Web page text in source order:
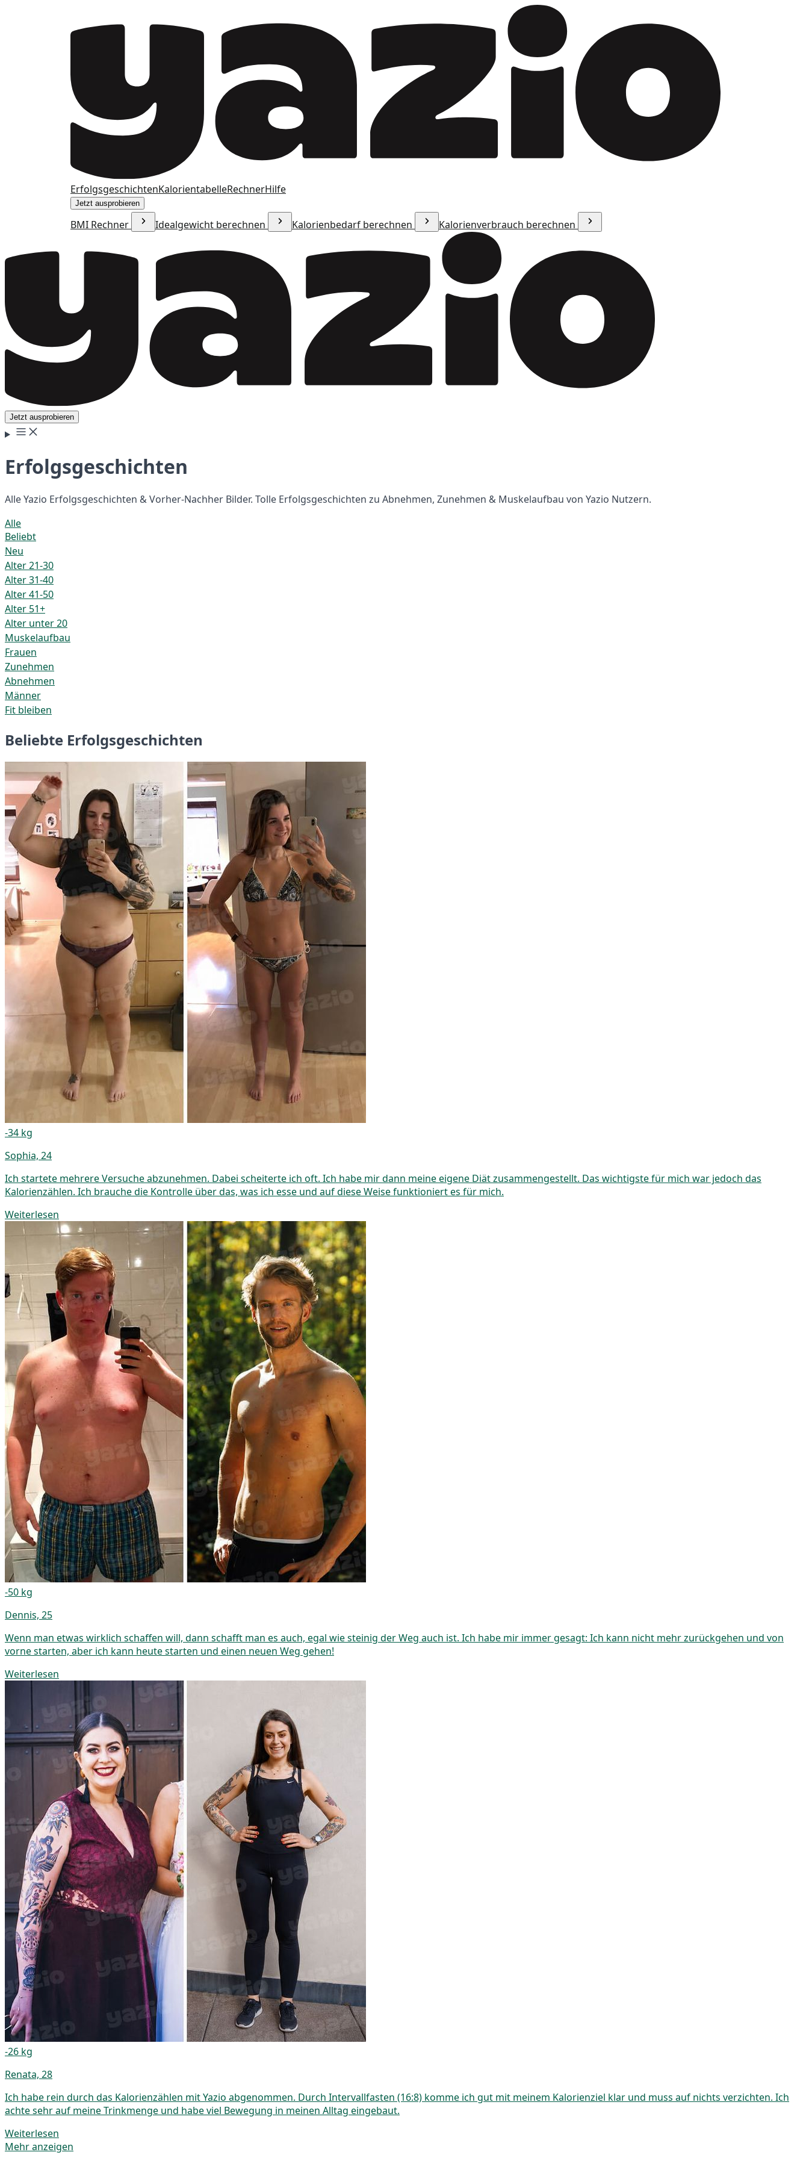
ErfolgsgeschichtenKalorientabelleRechnerHilfe
Jetzt ausprobieren
BMI Rechner Idealgewicht berechnen Kalorienbedarf berechnen Kalorienverbrauch berechnen
Jetzt ausprobieren
Erfolgsgeschichten
Alle Yazio Erfolgsgeschichten & Vorher-Nachher Bilder. Tolle Erfolgsgeschichten zu Abnehmen, Zunehmen & Muskelaufbau von Yazio Nutzern.
Alle
Beliebt
Neu
Alter 21-30
Alter 31-40
Alter 41-50
Alter 51+
Alter unter 20
Muskelaufbau
Frauen
Zunehmen
Abnehmen
Männer
Fit bleiben
Beliebte Erfolgsgeschichten
-34 kg
Sophia, 24
Ich startete mehrere Versuche abzunehmen. Dabei scheiterte ich oft. Ich habe mir dann meine eigene Diät zusammengestellt. Das wichtigste für mich war jedoch das
Kalorienzählen. Ich brauche die Kontrolle über das, was ich esse und auf diese Weise funktioniert es für mich.
Weiterlesen
-50 kg
Dennis, 25
Wenn man etwas wirklich schaffen will, dann schafft man es auch, egal wie steinig der Weg auch ist. Ich habe mir immer gesagt: Ich kann nicht mehr zurückgehen und von
vorne starten, aber ich kann heute starten und einen neuen Weg gehen!
Weiterlesen
-26 kg
Renata, 28
Ich habe rein durch das Kalorienzählen mit Yazio abgenommen. Durch Intervallfasten (16:8) komme ich gut mit meinem Kalorienziel klar und muss auf nichts verzichten. Ich
achte sehr auf meine Trinkmenge und habe viel Bewegung in meinen Alltag eingebaut.
Weiterlesen
Mehr anzeigen